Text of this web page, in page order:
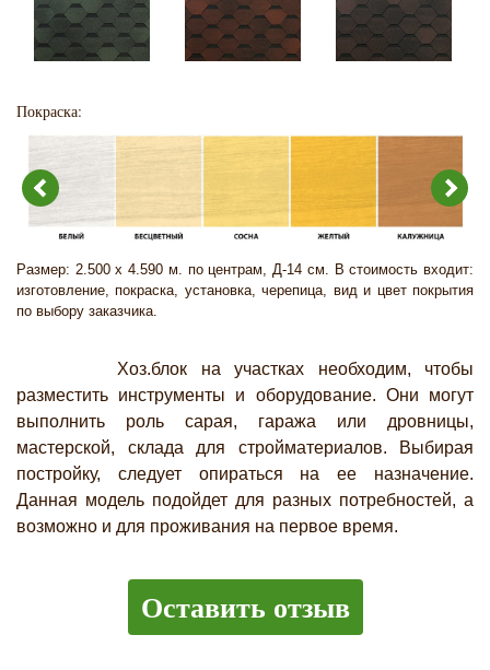
Покраска:
Размер: 2.500 х 4.590 м. по центрам, Д-14 см. В стоимость входит:
изготовление, покраска, установка, черепица, вид и цвет покрытия
по выбору заказчика.
Хоз.блок на участках необходим, чтобы
разместить инструменты и оборудование. Они могут
выполнить роль сарая, гаража или дровницы,
мастерской, склада для стройматериалов. Выбирая
постройку, следует опираться на ее назначение.
Данная модель подойдет для разных потребностей, а
возможно и для проживания на первое время.
Оставить отзыв